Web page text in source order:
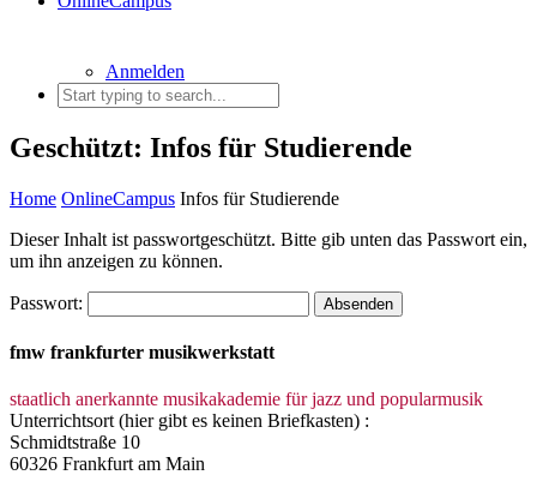
Anmelden
Geschützt: Infos für Studierende
Home OnlineCampus Infos für Studierende
Dieser Inhalt ist passwortgeschützt. Bitte gib unten das Passwort ein,
um ihn anzeigen zu können.
Passwort:
fmw frankfurter musikwerkstatt
staatlich anerkannte musikakademie für jazz und popularmusik
Unterrichtsort (hier gibt es keinen Briefkasten) :
Schmidtstraße 10
60326 Frankfurt am Main